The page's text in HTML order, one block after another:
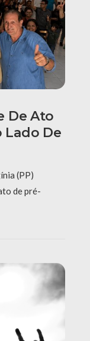
De Ato
Lado De
(PP)
de pré-